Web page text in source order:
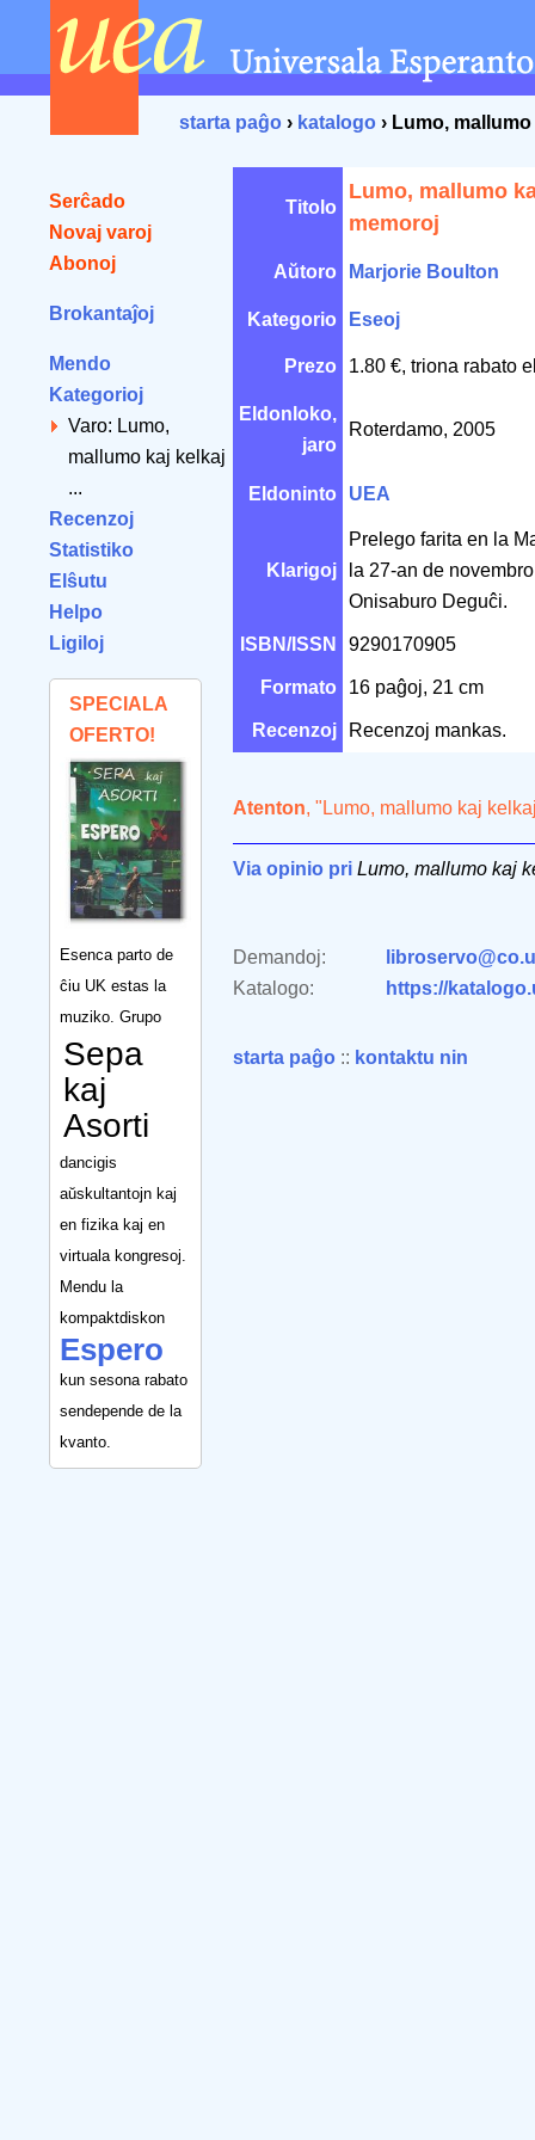
starta paĝo › katalogo › Lumo,
Serĉado
Novaj varoj
Abonoj
Brokantaĵoj
Mendo
Kategorioj
Varo: Lumo,
mallumo kaj kelkaj
...
Recenzoj
Statistiko
Elŝutu
Helpo
Ligiloj
SPECIALA
OFERTO!
Esenca parto de
ĉiu UK estas la
muziko. Grupo
Sepa
kaj
Asorti
dancigis
aŭskultantojn kaj
en fizika kaj en
virtuala kongresoj.
Mendu la
kompaktdiskon
Espero
kun sesona rabato
sendepende de la
kvanto.
Titolo
Lumo, mallumo
memoroj
Aŭtoro Marjorie Boulton
Kategorio Eseoj
Prezo 1.80 €, triona rabato
Eldonloko,
jaro
Roterdamo, 2005
Eldoninto UEA
Klarigoj
Prelego farita en la
la 27-an de
Onisaburo Deguĉi.
ISBN/ISSN 9290170905
Formato 16 paĝoj, 21 cm
Recenzoj Recenzoj mankas.
Atenton, "Lumo, mallumo kaj
Via opinio pri Lumo, mallumo kaj
Demandoj:
Katalogo:
https://
starta paĝo :: kontaktu nin